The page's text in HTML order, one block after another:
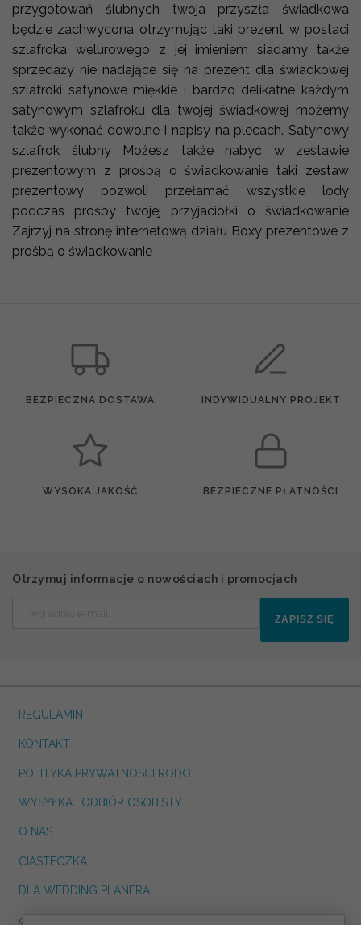
przygotowań ślubnych twoja przyszła świadkowa
będzie zachwycona otrzymując taki prezent w postaci
szlafroka welurowego z jej imieniem siadamy także
sprzedaży nie nadające się na prezent dla świadkowej
szlafroki satynowe miękkie i bardzo delikatne każdym
satynowym szlafroku dla twojej świadkowej możemy
także wykonać dowolne i napisy na plecach. Satynowy
szlafrok ślubny Możesz także nabyć w zestawie
prezentowym z prośbą o świadkowanie taki zestaw
prezentowy pozwoli przełamać wszystkie lody
podczas prośby twojej przyjaciółki o świadkowanie
Zajrzyj na stronę internetową działu Boxy prezentowe z
prośbą o świadkowanie
BEZPIECZNA DOSTAWA INDYWIDUALNY PROJEKT
WYSOKA JAKOŚĆ BEZPIECZNE PŁATNOŚCI
Otrzymuj informacje o nowościach i promocjach
ZAPISZ SIĘ
REGULAMIN
KONTAKT
POLITYKA PRYWATNOSCI RODO
WYSYŁKA I ODBIÓR OSOBISTY
O NAS
CIASTECZKA
DLA WEDDING PLANERA
dreskot.com